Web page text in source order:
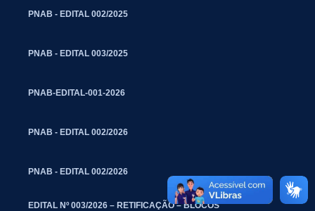
PNAB - EDITAL 002/2025
PNAB - EDITAL 003/2025
PNAB-EDITAL-001-2026
PNAB - EDITAL 002/2026
PNAB - EDITAL 002/2026
EDITAL Nº 003/2026 – RETIFICAÇÃO – BLOCOS